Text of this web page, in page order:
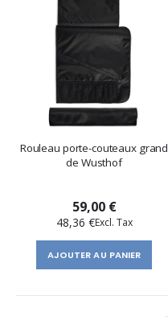
Rouleau porte-couteaux grand
de Wusthof
59,00 €
48,36 €
AJOUTER AU PANIER